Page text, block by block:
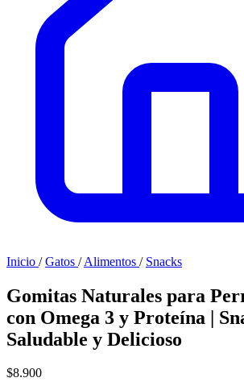
Inicio / Gatos / Alimentos / Snacks
Gomitas Naturales para
con Omega 3 y Proteína |
Saludable y Delicioso
$8.900